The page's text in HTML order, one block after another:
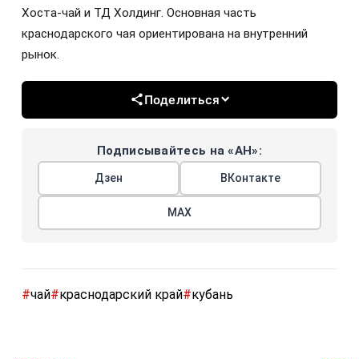
Хоста-чай и ТД Холдинг. Основная часть
краснодарского чая ориентирована на внутренний
рынок.
Поделиться
Подписывайтесь на «АН»:
Дзен ВКонтакте
МАХ
#чай#краснодарский край#кубань